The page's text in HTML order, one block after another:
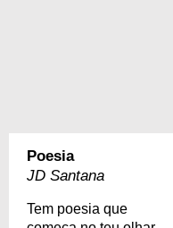
Poesia
JD Santana
Tem poesia que